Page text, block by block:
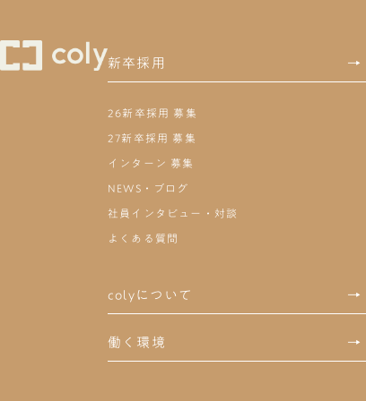
新卒採用 →
26新卒採用 募集
27新卒採用 募集
インターン 募集
NEWS・ブログ
社員インタビュー・対談
よくある質問
colyについて →
働く環境 →